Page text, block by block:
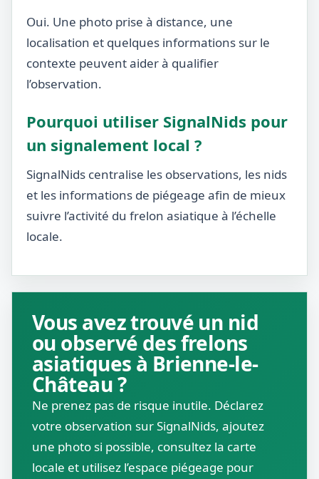
Oui. Une photo prise à distance, une
localisation et quelques informations sur le
contexte peuvent aider à qualifier
l’observation.
Pourquoi utiliser SignalNids pour
un signalement local ?
SignalNids centralise les observations, les nids
et les informations de piégeage afin de mieux
suivre l’activité du frelon asiatique à l’échelle
locale.
Vous avez trouvé un nid
ou observé des frelons
asiatiques à Brienne-le-
Château ?
Ne prenez pas de risque inutile. Déclarez
votre observation sur SignalNids, ajoutez
une photo si possible, consultez la carte
locale et utilisez l’espace piégeage pour